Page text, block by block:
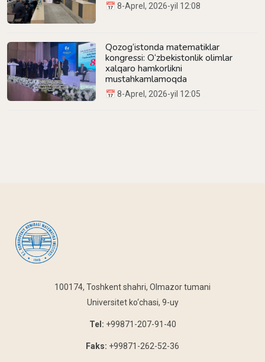
📅 8-Aprel, 2026-yil 12:08
Qozog‘istonda matematiklar
kongressi: O‘zbekistonlik olimlar
xalqaro hamkorlikni
mustahkamlamoqda
📅 8-Aprel, 2026-yil 12:05
100174, Toshkent shahri, Olmazor tumani
Universitet ko‘chasi, 9-uy
Tel: +99871-207-91-40
Faks: +99871-262-52-36